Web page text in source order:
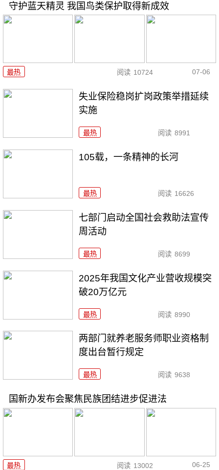
守护蓝天精灵 我国鸟类保护取得新成效
最热 阅读 10724 07-06
失业保险稳岗扩岗政策举措延续
实施
最热 阅读 8991
105载，一条精神的长河
最热 阅读 16626
七部门启动全国社会救助法宣传
周活动
最热 阅读 8699
2025年我国文化产业营收规模突
破20万亿元
最热 阅读 8990
两部门就养老服务师职业资格制
度出台暂行规定
最热 阅读 9638
国新办发布会聚焦民族团结进步促进法
最热 阅读 13002 06-25